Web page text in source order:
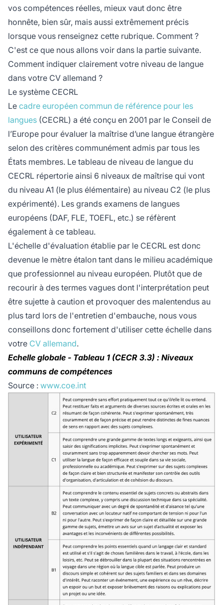
vos compétences réelles, mieux vaut donc être
honnête, bien sûr, mais aussi extrêmement précis
lorsque vous renseignez cette rubrique. Comment ?
C'est ce que nous allons voir dans la partie suivante.
Comment indiquer clairement votre niveau de langue
dans votre CV allemand ?
Le système CECRL
Le cadre européen commun de référence pour les
langues (CECRL) a été conçu en 2001 par le Conseil de
l’Europe pour évaluer la maîtrise d’une langue étrangère
selon des critères communément admis par tous les
États membres. Le tableau de niveau de langue du
CECRL répertorie ainsi 6 niveaux de maîtrise qui vont
du niveau A1 (le plus élémentaire) au niveau C2 (le plus
expérimenté). Les grands examens de langues
européens (DAF, FLE, TOEFL, etc.) se réfèrent
également à ce tableau.
L'échelle d'évaluation établie par le CECRL est donc
devenue le mètre étalon tant dans le milieu académique
que professionnel au niveau européen. Plutôt que de
recourir à des termes vagues dont l'interprétation peut
être sujette à caution et provoquer des malentendus au
plus tard lors de l'entretien d'embauche, nous vous
conseillons donc fortement d'utiliser cette échelle dans
votre CV allemand.
Echelle globale - Tableau 1 (CECR 3.3) : Niveaux
communs de compétences
Source : www.coe.int